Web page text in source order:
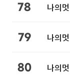
78 나의
79 나의
80 나의